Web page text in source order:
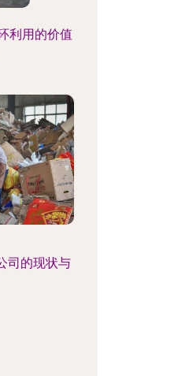
利用的价值
司的现状与